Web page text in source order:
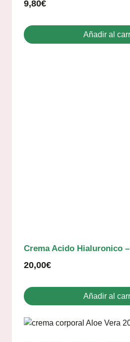
9,80€
Añadir al
Crema Acido Hialuronico
20,00€
Añadir al